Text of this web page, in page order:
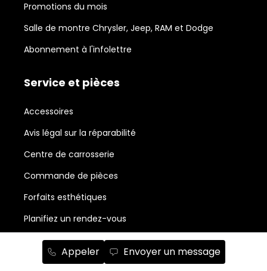
Appeler Envoyer un message
Promotions du mois
Salle de montre Chrysler, Jeep, RAM et Dodge
Abonnement à l'infolettre
Service et pièces
Accessoires
Avis légal sur la réparabilité
Centre de carrosserie
Commande de pièces
Forfaits esthétiques
Planifiez un rendez-vous
Planifiez votre entretien